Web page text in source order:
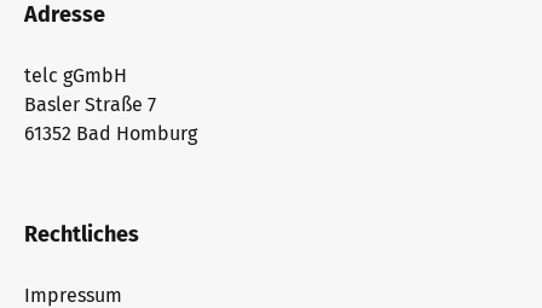
Adresse
telc gGmbH
Basler Straße 7
61352 Bad Homburg
Rechtliches
Impressum